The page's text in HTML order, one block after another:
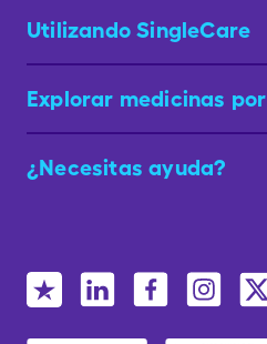
Utilizando SingleCare
Explorar medicinas por
¿Necesitas ayuda?